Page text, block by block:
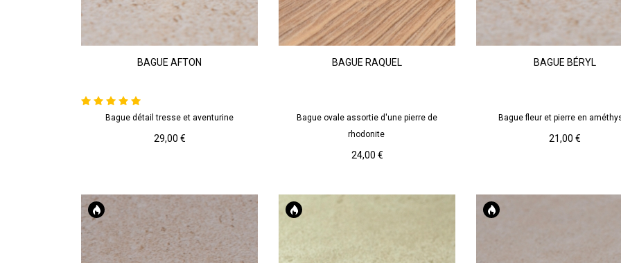
BAGUE AFTON
Bague détail tresse et aventurine
Prix
29,00 €
AJOUTER AU PANIER
BAGUE RAQUEL
Bague ovale assortie d'une pierre de
rhodonite
Prix
24,00 €
Argenté
AJOUTER AU PANIER
BAGUE BÉRYL
Bague fleur et pierre en
Prix
21,00 €
AJOUTER AU PANIER